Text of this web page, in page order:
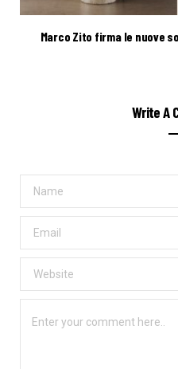
Marco Zito firma le nuove
Write A